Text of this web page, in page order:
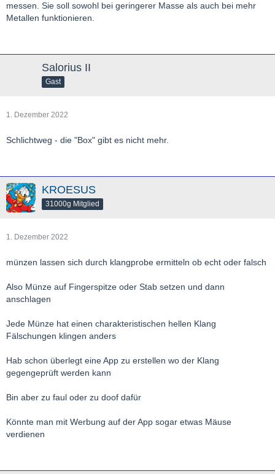
messen. Sie soll sowohl bei geringerer Masse als auch bei mehr
Metallen funktionieren.
Salorius II
Gast
1. Dezember 2022
Schlichtweg - die "Box" gibt es nicht mehr.
KROESUS
31000g Mitglied
1. Dezember 2022
münzen lassen sich durch klangprobe ermitteln ob echt oder falsch
Also Münze auf Fingerspitze oder Stab setzen und dann
anschlagen
Jede Münze hat einen charakteristischen hellen Klang
Fälschungen klingen anders
Hab schon überlegt eine App zu erstellen wo der Klang
gegengeprüft werden kann
Bin aber zu faul oder zu doof dafür
Könnte man mit Werbung auf der App sogar etwas Mäuse
verdienen